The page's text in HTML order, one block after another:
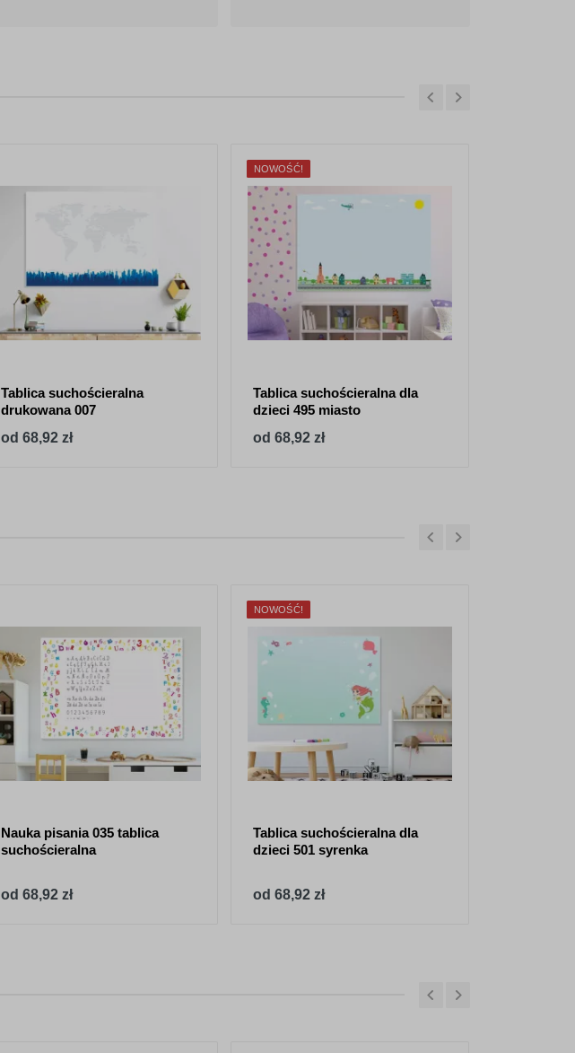
Tablica suchościeralna
drukowana 007
od 68,92 zł
NOWOŚĆ!
Tablica suchościeralna dla
dzieci 495 miasto
od 68,92 zł
Nauka pisania 035 tablica
suchościeralna
od 68,92 zł
NOWOŚĆ!
Tablica suchościeralna dla
dzieci 501 syrenka
od 68,92 zł